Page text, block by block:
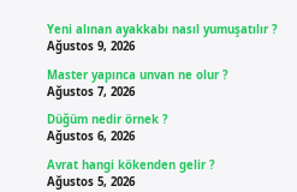
Yeni alınan ayakkabı nasıl yumuşatılır ?
Ağustos 9, 2026
Master yapınca unvan ne olur ?
Ağustos 7, 2026
Düğüm nedir örnek ?
Ağustos 6, 2026
Avrat hangi kökenden gelir ?
Ağustos 5, 2026